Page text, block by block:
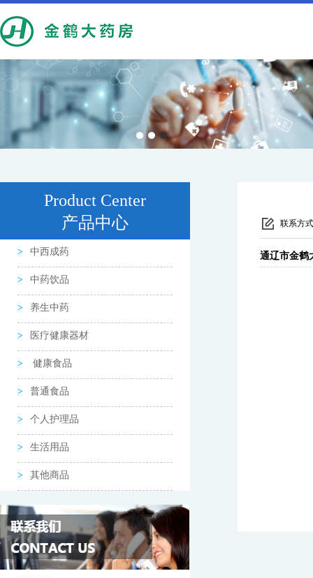
Product Center
产品中心
中西成药
中药饮品
养生中药
医疗健康器材
健康食品
普通食品
个人护理品
生活用品
其他商品
联系方式
通辽市金鹤